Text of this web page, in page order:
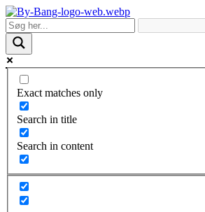
Skip
to
content
Exact matches only
Search in title
Search in content